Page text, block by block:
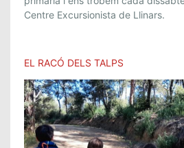
L
O
E
L
S
T
A
Centre Excursionista de Llinars.
EL RACÓ DELS TALPS